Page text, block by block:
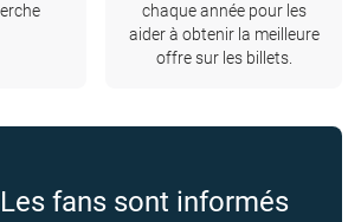
chaque année pour les
aider à obtenir la meilleure
offre sur les billets.
Les fans sont informés